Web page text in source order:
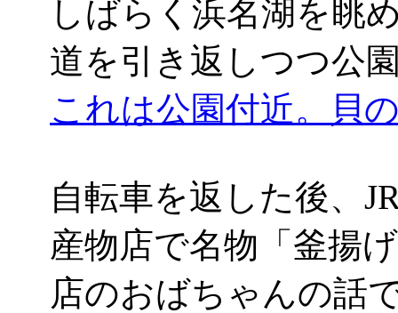
しばらく浜名湖を眺
道を引き返しつつ公
これは公園付近。貝
自転車を返した後、
産物店で名物「釜揚
店のおばちゃんの話